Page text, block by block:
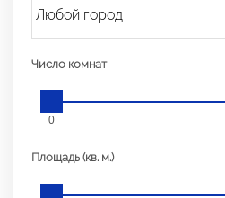
Число комнат
0
Площадь (кв. м.)